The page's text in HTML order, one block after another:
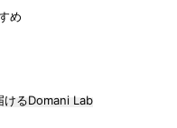
め
けるDomani Lab